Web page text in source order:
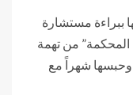
ببراءة مستشارة
المحكمة” من تهمة
وحبسها شهراً مع